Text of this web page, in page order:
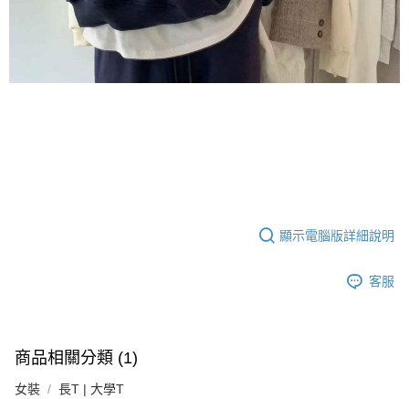
顯示電腦版詳細說明
客服
商品相關分類 (1)
女裝 長T | 大學T